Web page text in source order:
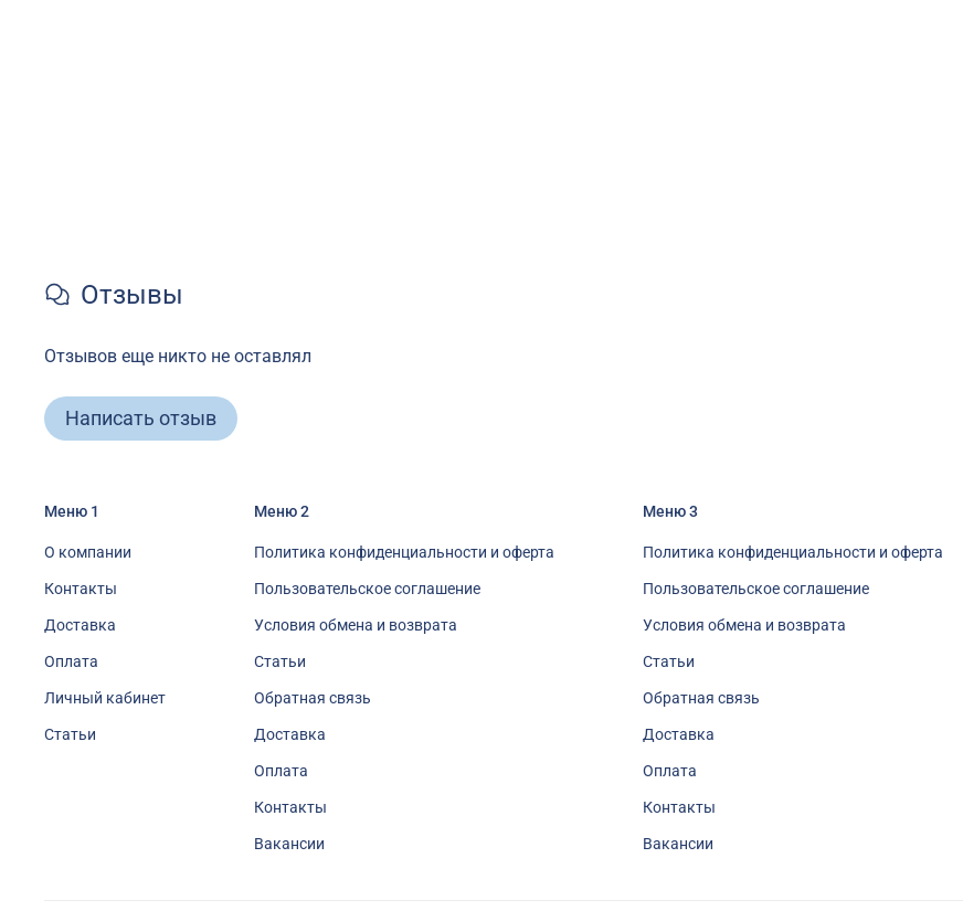
Отзывы
Отзывов еще никто не оставлял
Написать отзыв
Меню 1
О компании
Контакты
Доставка
Оплата
Личный кабинет
Статьи
Меню 2
Политика конфиденциальности и оферта
Пользовательское соглашение
Условия обмена и возврата
Статьи
Обратная связь
Доставка
Оплата
Контакты
Вакансии
Меню 3
Политика конфиденциальности и оферта
Пользовательское соглашение
Условия обмена и возврата
Статьи
Обратная связь
Доставка
Оплата
Контакты
Вакансии